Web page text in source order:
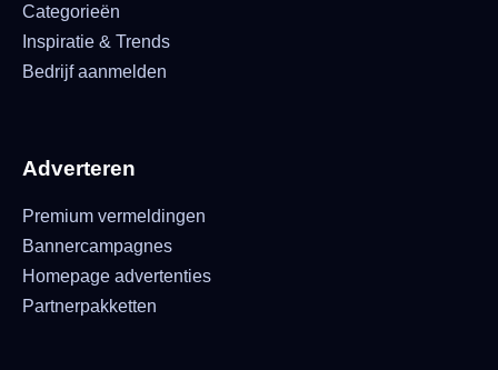
Categorieën
Inspiratie & Trends
Bedrijf aanmelden
Adverteren
Premium vermeldingen
Bannercampagnes
Homepage advertenties
Partnerpakketten